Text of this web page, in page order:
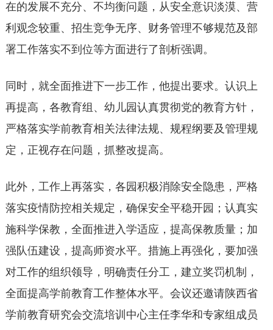
在的发展不充分、不均衡问题，从安全意识淡漠、营
利观念较重、招生竞争无序、财务管理不够规范及部
署工作落实不到位等方面进行了剖析强调。
同时，就全面推进下一步工作，他提出要求。认识上
再提高，各教育组、幼儿园认真贯彻党的教育方针，
严格落实学前教育相关法律法规、规程纲要及管理规
定，正视存在问题，抓整改提高。
此外，工作上再落实，各园积极消除安全隐患，严格
落实疫情防控相关规定，确保安全平稳开园；认真实
施科学保教，全面推进入学适应，提高保教质量；加
强队伍建设，提高师资水平。措施上再强化，要加强
对工作的组织领导，明确责任分工，建立奖罚机制，
全面提高学前教育工作整体水平。会议还邀请陕西省
学前教育研究会交流培训中心主任李华和专家组成员